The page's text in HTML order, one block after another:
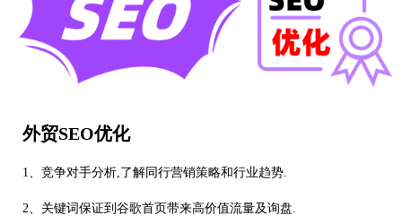
外贸SEO优化
1、竞争对手分析,了解同行营销策略和行业趋势.
2、关键词保证到谷歌首页带来高价值流量及询盘.